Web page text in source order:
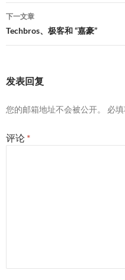
导
航
下一文章
Techbros、极客和 “嘉豪”
发表回复
您的邮箱地址不会被公开。 必
评论 *